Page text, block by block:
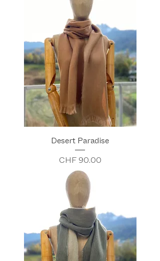
Desert Paradise
Preis
CHF 90.00